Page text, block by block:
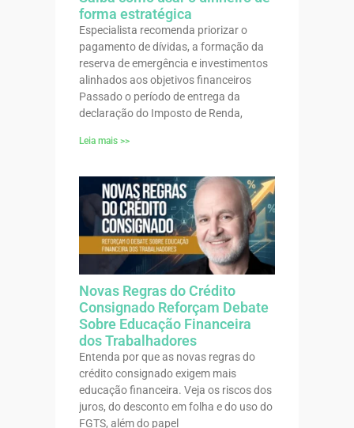
forma estratégica
Especialista recomenda priorizar o
pagamento de dívidas, a formação da
reserva de emergência e investimentos
alinhados aos objetivos financeiros
Passado o período de entrega da
declaração do Imposto de Renda,
Leia mais >>
Novas Regras do Crédito
Consignado Reforçam Debate
Sobre Educação Financeira
dos Trabalhadores
Entenda por que as novas regras do
crédito consignado exigem mais
educação financeira. Veja os riscos dos
juros, do desconto em folha e do uso do
FGTS, além do papel